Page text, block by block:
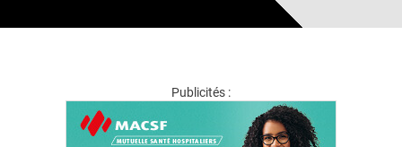
Publicités :